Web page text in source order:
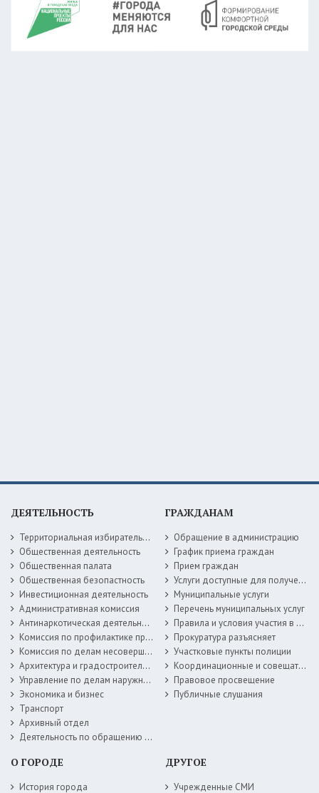
ДЕЯТЕЛЬНОСТЬ
Территориальная избирательная комиссия
Общественная деятельность
Общественная палата
Общественная безопастность
Инвестиционная деятельность
Административная комиссия
Антинаркотическая деятельность
Комиссия по профилактике правонарушений
Комиссия по делам несовершеннолетних
Архитектура и градостроительство
Управление по делам наружной рекламы
Экономика и бизнес
Транспорт
Архивный отдел
Деятельность по обращению с животными без владельцев
ГРАЖДАНАМ
Обращение в администрацию
График приема граждан
Прием граждан
Услуги доступные для получения в электронной форме
Муниципальные услуги
Перечень муниципальных услуг
Правила и условия участия в жилищных программах
Прокуратура разъясняет
Участковые пункты полиции
Координационные и совещательные органы
Правовое просвещение
Публичные слушания
О ГОРОДЕ
История города
ДРУГОЕ
Учрежденные СМИ